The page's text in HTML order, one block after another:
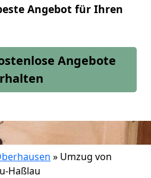
Angebot für Ihren
Angebote
» Umzug von
Haßlau